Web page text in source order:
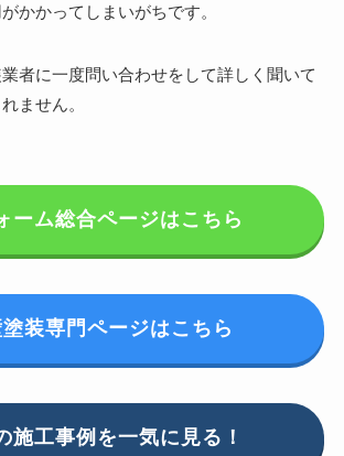
かかってしまいがちです。
者に一度問い合わせをして詳しく聞いて
ません。
ーム総合ページはこちら
装専門ページはこちら
施工事例を一気に見る！